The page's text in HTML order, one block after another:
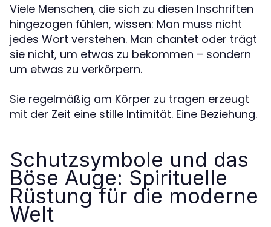
Viele Menschen, die sich zu diesen Inschriften
hingezogen fühlen, wissen: Man muss nicht
jedes Wort verstehen. Man chantet oder trägt
sie nicht, um etwas zu bekommen – sondern
um etwas zu verkörpern.
Sie regelmäßig am Körper zu tragen erzeugt
mit der Zeit eine stille Intimität. Eine Beziehung.
Schutzsymbole und das
Böse Auge: Spirituelle
Rüstung für die moderne
Welt